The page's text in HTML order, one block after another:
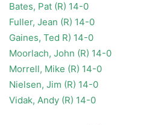
Bates, Pat (R) 14-0
Fuller, Jean (R) 14-0
Gaines, Ted R) 14-0
Moorlach, John (R) 14-0
Morrell, Mike (R) 14-0
Nielsen, Jim (R) 14-0
Vidak, Andy (R) 14-0